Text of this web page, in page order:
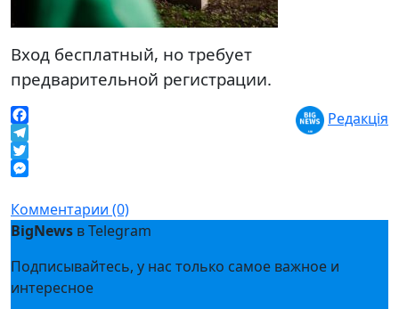
Вход бесплатный, но требует
предварительной регистрации.
Facebook
Telegram
Twitter
Редакція
Комментарии (0)
BigNews в Telegram
Подписывайтесь, у нас только самое важное и
интересное